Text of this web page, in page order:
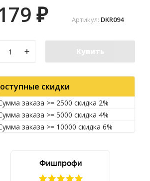
Артикул: DKR094
₽
Купить
скидки
заказа >= 2500 скидка 2%
заказа >= 5000 скидка 4%
заказа >= 10000 скидка 6%